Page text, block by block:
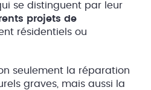
se distinguent par leur
projets de
résidentiels ou
seulement la réparation
graves, mais aussi la